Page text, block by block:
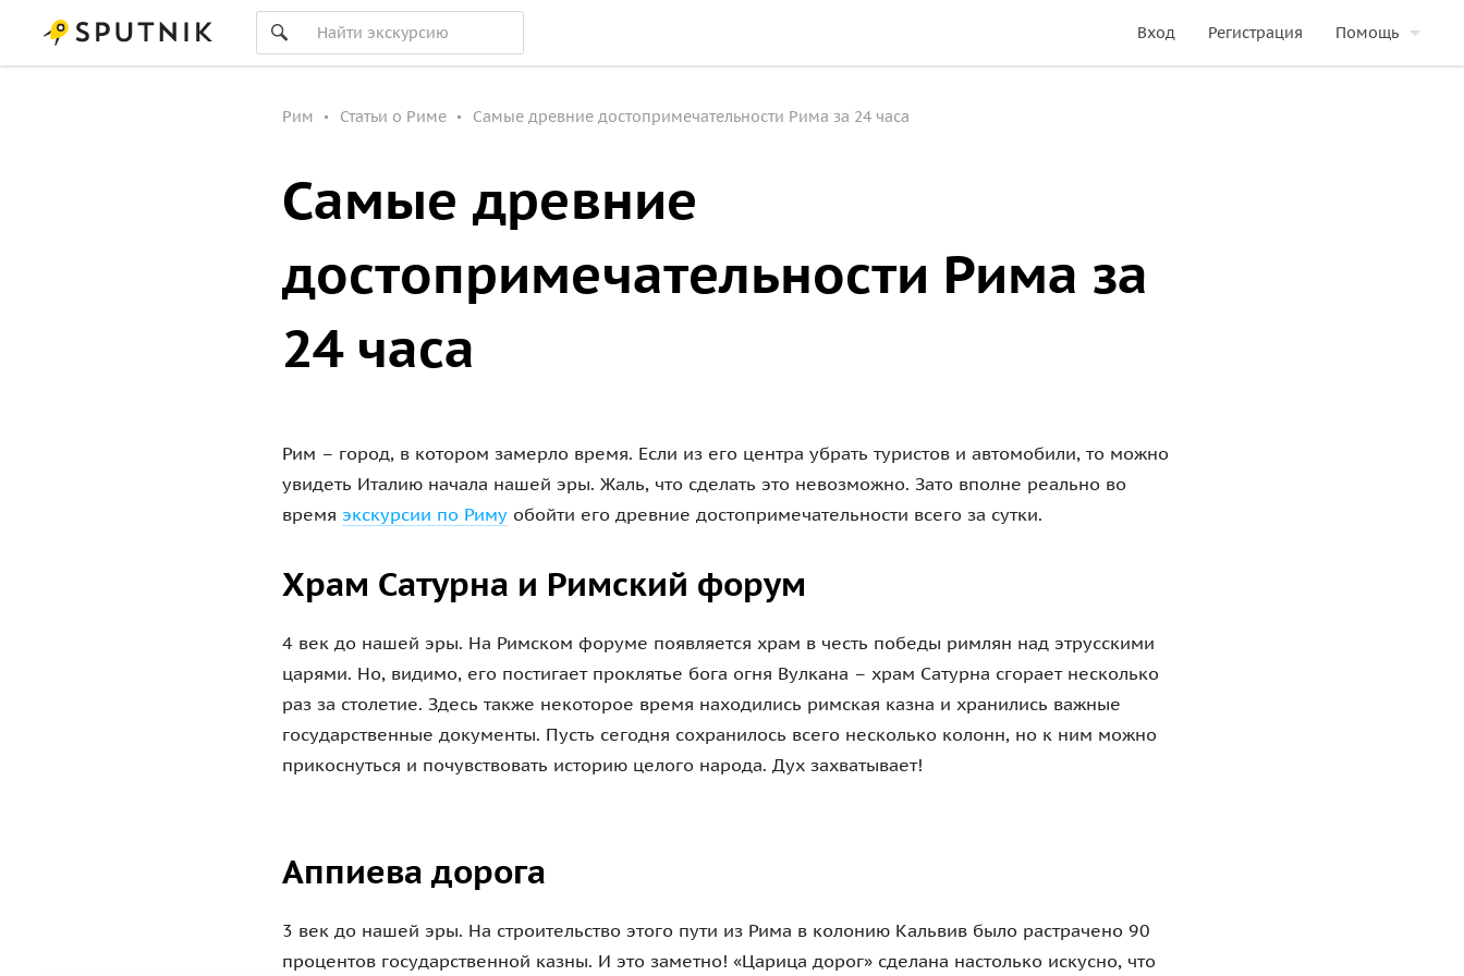
Вход Регистрация Помощь
Рим Статьи о Риме Самые древние достопримечательности Рима за 24 часа
Самые древние
достопримечательности Рима за
24 часа
Рим – город, в котором замерло время. Если из его центра убрать туристов и автомобили, то можно
увидеть Италию начала нашей эры. Жаль, что сделать это невозможно. Зато вполне реально во
время экскурсии по Римуобойти его древние достопримечательности всего за сутки.
Храм Сатурна и Римский форум
4 век до нашей эры. На Римском форуме появляется храм в честь победы римлян над этрусскими
царями. Но, видимо, его постигает проклятье бога огня Вулкана – храм Сатурна сгорает несколько
раз за столетие. Здесь также некоторое время находились римская казна и хранились важные
государственные документы. Пусть сегодня сохранилось всего несколько колонн, но к ним можно
прикоснуться и почувствовать историю целого народа. Дух захватывает!
Аппиева дорога
3 век до нашей эры. На строительство этого пути из Рима в колонию Кальвив было растрачено 90
процентов государственной казны. И это заметно! «Царица дорог» сделана настолько искусно, что